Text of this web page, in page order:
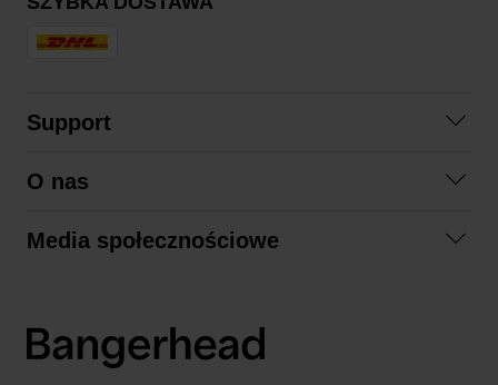
Support
Regulamin zakupów
O nas
Zrównoważony rozwój
Media społecznościowe
LinkedIn